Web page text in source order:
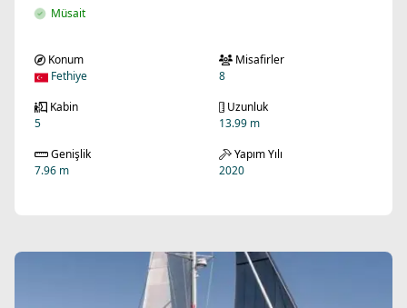
Müsait
Konum
Fethiye
Misafirler
8
Kabin
5
Uzunluk
13.99 m
Genişlik
7.96 m
Yapım Yılı
2020